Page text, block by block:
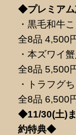
◆プレミア
・黒毛和牛
全8品 4,500
・本ズワイ
全8品 5,500
・トラフグ
全8品 6,500
◆11/30(土)
約特典◆